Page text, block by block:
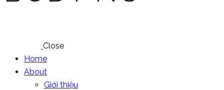
Close
Home
About
Giới thiệu